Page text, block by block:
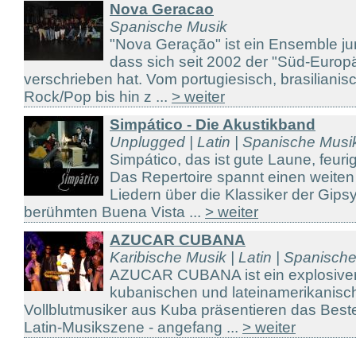
Nova Geracao
Spanische Musik
"Nova Geração" ist ein Ensemble
dass sich seit 2002 der "Süd-
verschrieben hat. Vom portugiesisch,
Rock/Pop bis hin z ... > weiter
Simpático - Die Akustikband
Unplugged | Latin | Spanische
Simpático, das ist gute Laune,
Das Repertoire spannt einen
Liedern über die Klassiker der
berühmten Buena Vista ... > weiter
AZUCAR CUBANA
Karibische Musik | Latin |
AZUCAR CUBANA ist ein
kubanischen und
Vollblutmusiker aus Kuba präsentieren das
Latin-Musikszene - angefang ... > weiter